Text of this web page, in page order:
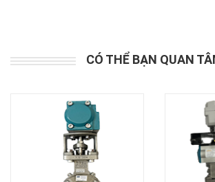
CÓ THỂ BẠN QUAN